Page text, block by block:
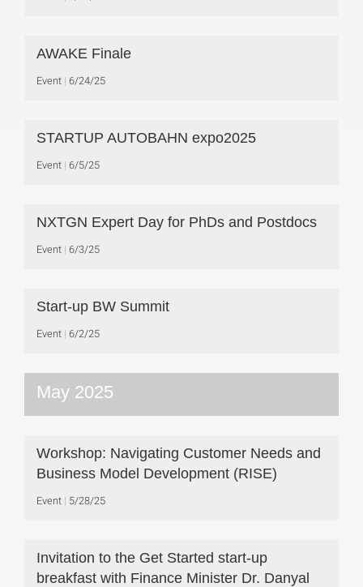
AWAKE Finale
Event 6/24/25
STARTUP AUTOBAHN expo2025
Event 6/5/25
NXTGN Expert Day for PhDs and Postdocs
Event 6/3/25
Start-up BW Summit
Event 6/2/25
May 2025
Workshop: Navigating Customer Needs and
Business Model Development (RISE)
Event 5/28/25
Invitation to the Get Started start-up
breakfast with Finance Minister Dr. Danyal